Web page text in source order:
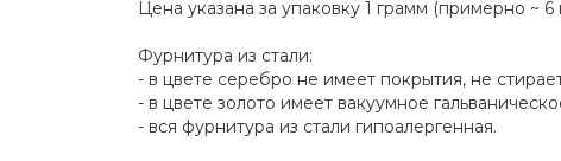
Цена указана за упаковку 1 грамм (примерно ~ 6
Фурнитура из стали:
- в цвете серебро не имеет покрытия, не
- в цвете золото имеет вакуумное
- вся фурнитура из стали гипоалергенная.